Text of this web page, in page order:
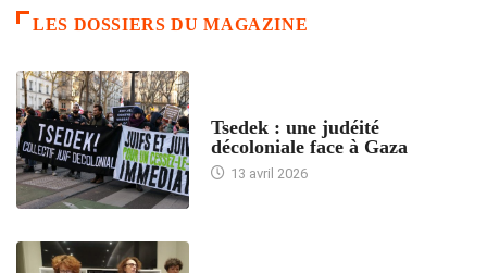
LES DOSSIERS DU MAGAZINE
Tsedek : une judéité
décoloniale face à Gaza
13 avril 2026